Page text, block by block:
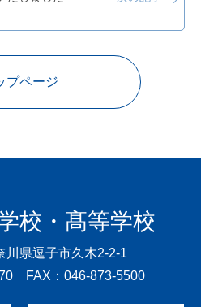
プページ
校・髙等学校
川県逗子市久木2-2-1
FAX：046-873-5500